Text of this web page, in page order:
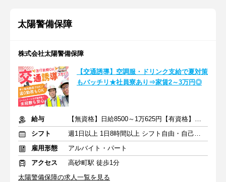
太陽警備保障
株式会社太陽警備保障
【交通誘導】空調服・ドリンク支給で夏対策
もバッチリ★社員寮あり⇒家賃2～3万円◎
給与
【無資格】日給8500～1万625円【有資格】日給9300～1万1625円
シフト
週1日以上 1日8時間以上 シフト自由・自己申告
雇用形態
アルバイト・パート
アクセス
高砂町駅 徒歩1分
太陽警備保障の求人一覧を見る